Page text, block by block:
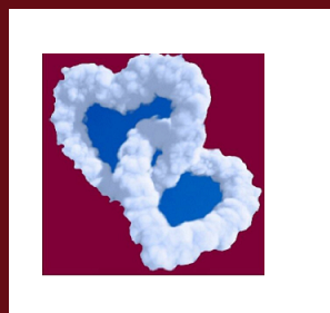
содержимому